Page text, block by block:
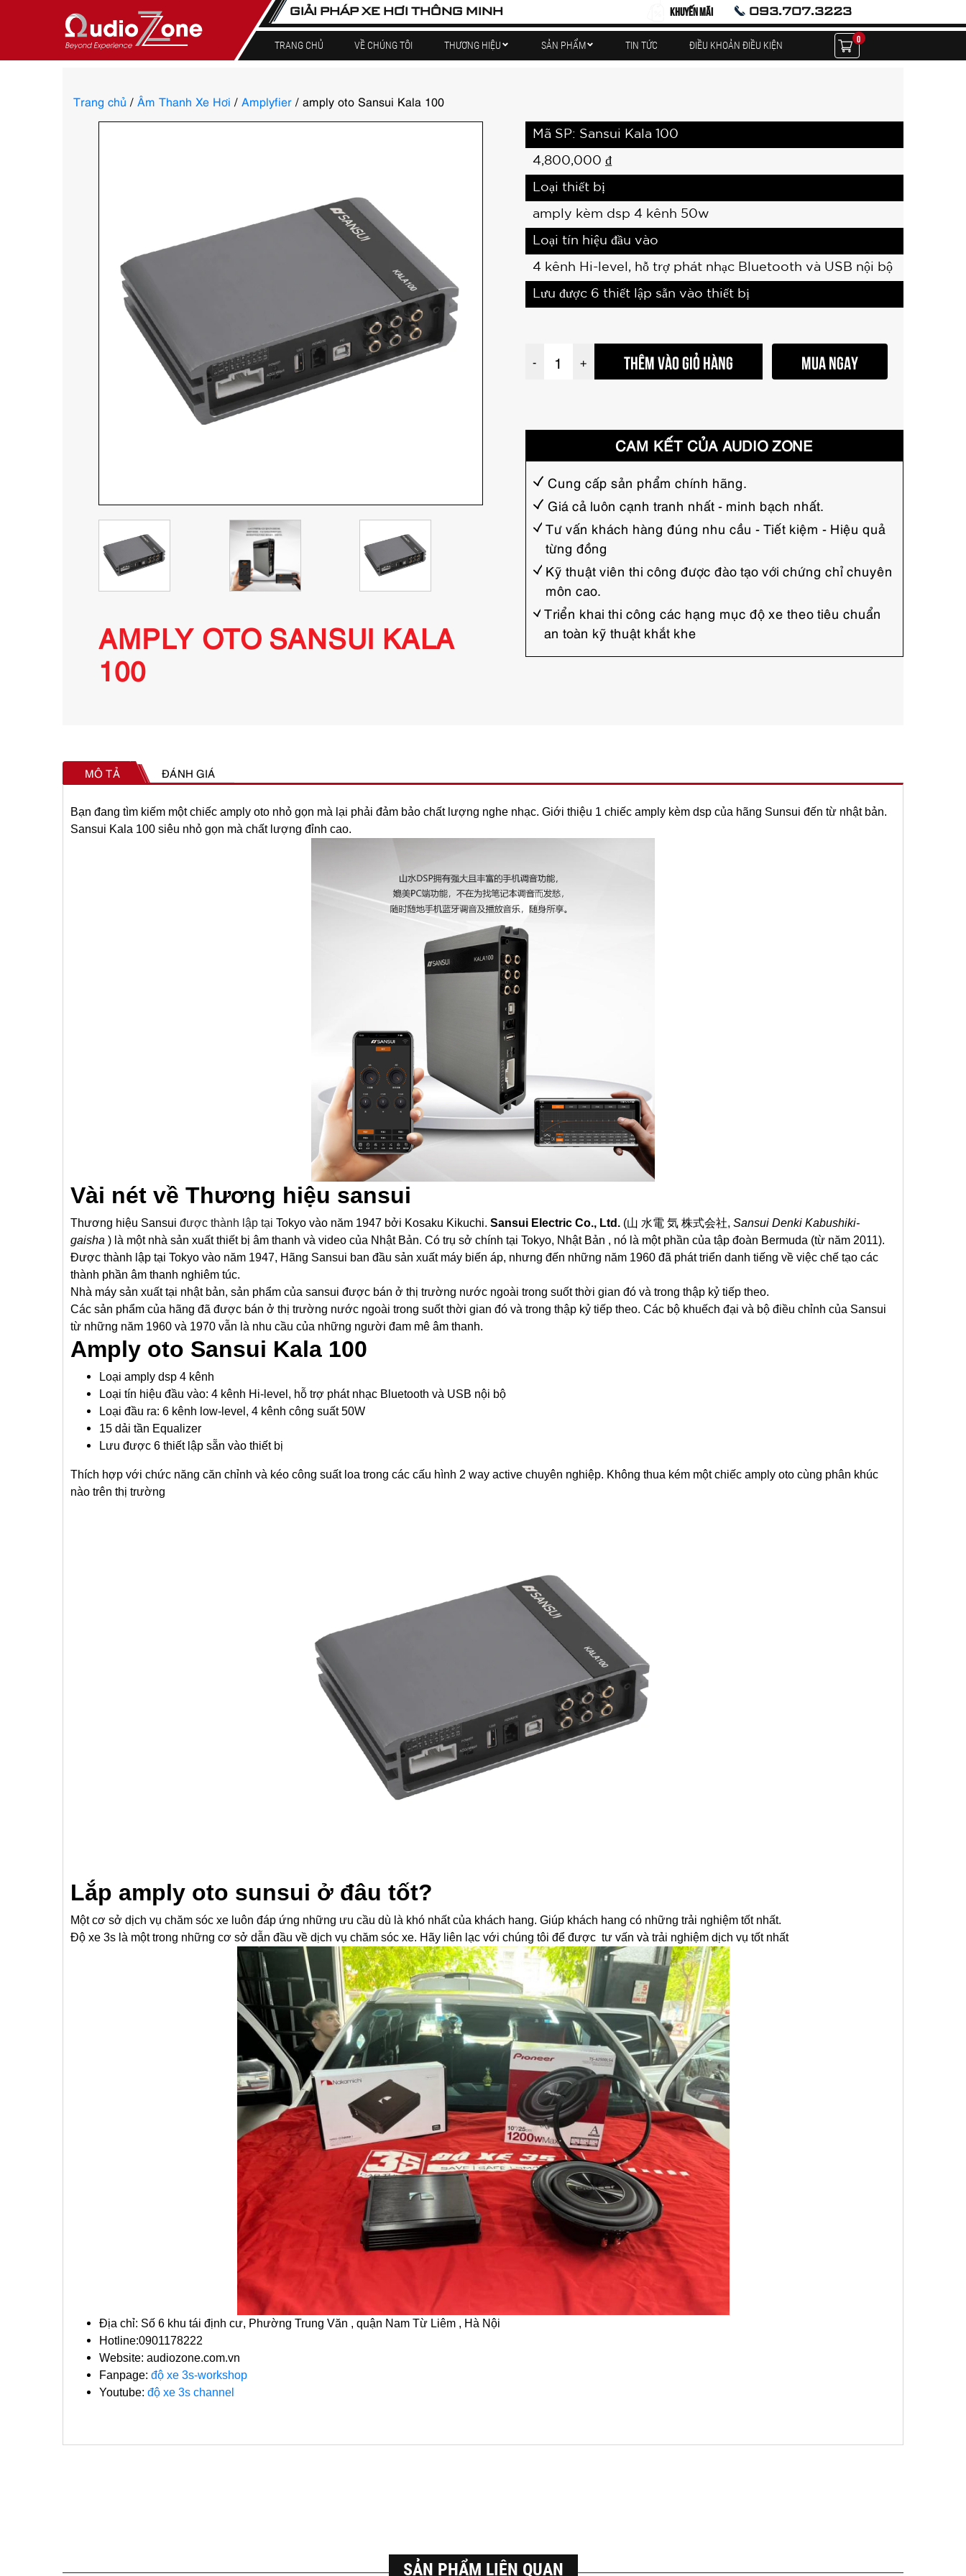
GIẢI PHÁP XE HƠI THÔNG MINH KHUYẾN MÃI 093.707.3223
TRANG CHỦ VỀ CHÚNG TÔI THƯƠNG HIỆU SẢN PHẨM TIN TỨC ĐIỀU KHOẢN ĐIỀU KIỆN
0
Trang chủ / Âm Thanh Xe Hơi / Amplyfier / amply oto Sansui Kala 100
AMPLY OTO SANSUI KALA
100
Mã SP: Sansui Kala 100
4,800,000 ₫
Loại thiết bị
amply kèm dsp 4 kênh 50w
Loại tín hiệu đầu vào
4 kênh Hi-level, hỗ trợ phát nhạc Bluetooth và USB nội bộ
Lưu được 6 thiết lập sẵn vào thiết bị
-
o
t
o
S
a
n
s
u
i
K
0
s
ư
ợ
n
+ THÊM VÀO GIỎ HÀNG MUA NGAY
CAM KẾT CỦA AUDIO ZONE
Cung cấp sản phẩm chính hãng.
Giá cả luôn cạnh tranh nhất - minh bạch nhất.
Tư vấn khách hàng đúng nhu cầu - Tiết kiệm - Hiệu quả
từng đồng
Kỹ thuật viên thi công được đào tạo với chứng chỉ chuyên
môn cao.
Triển khai thi công các hạng mục độ xe theo tiêu chuẩn
an toàn kỹ thuật khắt khe
MÔ TẢ ĐÁNH GIÁ
Bạn đang tìm kiếm một chiếc amply oto nhỏ gọn mà lại phải đảm bảo chất lượng nghe nhạc. Giới thiệu 1 chiếc amply kèm dsp của hãng Sunsui đến từ nhật bản.
Sansui Kala 100 siêu nhỏ gọn mà chất lượng đỉnh cao.
Vài nét về Thương hiệu sansui
Thương hiệu Sansui được thành lập tại Tokyo vào năm 1947 bởi Kosaku Kikuchi. Sansui Electric Co., Ltd. (山 水電 気 株式会社, Sansui Denki Kabushiki-
gaisha ) là một nhà sản xuất thiết bị âm thanh và video của Nhật Bản. Có trụ sở chính tại Tokyo, Nhật Bản , nó là một phần của tập đoàn Bermuda (từ năm 2011).
Được thành lập tại Tokyo vào năm 1947, Hãng Sansui ban đầu sản xuất máy biến áp, nhưng đến những năm 1960 đã phát triển danh tiếng về việc chế tạo các
thành phần âm thanh nghiêm túc.
Nhà máy sản xuất tại nhật bản, sản phẩm của sansui được bán ở thị trường nước ngoài trong suốt thời gian đó và trong thập kỷ tiếp theo.
Các sản phẩm của hãng đã được bán ở thị trường nước ngoài trong suốt thời gian đó và trong thập kỷ tiếp theo. Các bộ khuếch đại và bộ điều chỉnh của Sansui
từ những năm 1960 và 1970 vẫn là nhu cầu của những người đam mê âm thanh.
Amply oto Sansui Kala 100
Loại amply dsp 4 kênh
Loại tín hiệu đầu vào: 4 kênh Hi-level, hỗ trợ phát nhạc Bluetooth và USB nội bộ
Loại đầu ra: 6 kênh low-level, 4 kênh công suất 50W
15 dải tần Equalizer
Lưu được 6 thiết lập sẵn vào thiết bị
Thích hợp với chức năng căn chỉnh và kéo công suất loa trong các cấu hình 2 way active chuyên nghiệp. Không thua kém một chiếc amply oto cùng phân khúc
nào trên thị trường
Lắp amply oto sunsui ở đâu tốt?
Một cơ sở dịch vụ chăm sóc xe luôn đáp ứng những ưu cầu dù là khó nhất của khách hang. Giúp khách hang có những trải nghiệm tốt nhất.
Độ xe 3s là một trong những cơ sở dẫn đầu về dịch vụ chăm sóc xe. Hãy liên lạc với chúng tôi để được tư vấn và trải nghiệm dịch vụ tốt nhất
Địa chỉ: Số 6 khu tái định cư, Phường Trung Văn , quận Nam Từ Liêm , Hà Nội
Hotline:0901178222
Website: audiozone.com.vn
Fanpage: độ xe 3s-workshop
Youtube: độ xe 3s channel
SẢN PHẨM LIÊN QUAN